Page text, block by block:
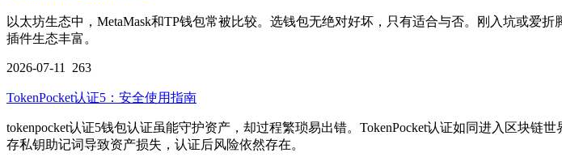
以太坊生态中，MetaMask和TP钱包常被比较。选钱包无绝对好坏，只有适合与否。刚入坑或爱
插件生态丰富。
2026-07-11 263
TokenPocket认证5：安全使用指南
tokenpocket认证5钱包认证虽能守护资产，却过程繁琐易出错。TokenPocket认证如同进入区块
存私钥助记词导致资产损失，认证后风险依然存在。